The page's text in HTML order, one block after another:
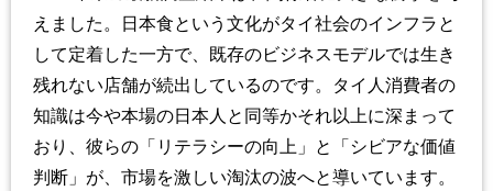
えました。日本食という文化がタイ社会のインフラと
して定着した一方で、既存のビジネスモデルでは生き
残れない店舗が続出しているのです。タイ人消費者の
知識は今や本場の日本人と同等かそれ以上に深まって
おり、彼らの「リテラシーの向上」と「シビアな価値
判断」が、市場を激しい淘汰の波へと導いています。